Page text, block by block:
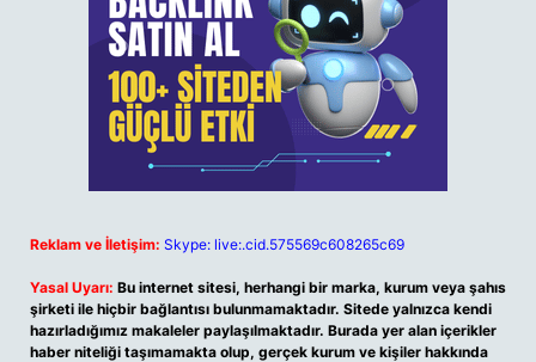
Reklam ve İletişim: Skype: live:.cid.575569c608265c69
Yasal Uyarı: Bu internet sitesi, herhangi bir marka, kurum veya şahıs
şirketi ile hiçbir bağlantısı bulunmamaktadır. Sitede yalnızca kendi
hazırladığımız makaleler paylaşılmaktadır. Burada yer alan içerikler
haber niteliği taşımamakta olup, gerçek kurum ve kişiler hakkında